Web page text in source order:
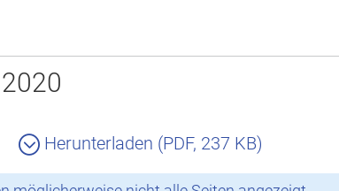
Herunterladen (PDF, 237 KB)